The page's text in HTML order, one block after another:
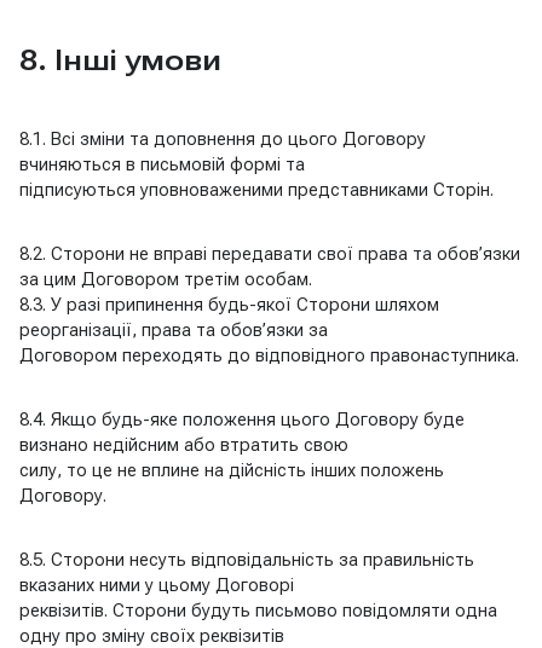
8. Інші умови
8.1. Всі зміни та доповнення до цього Договору
вчиняються в письмовій формі та
підписуються уповноваженими представниками Сторін.
8.2. Сторони не вправі передавати свої права та обов’язки
за цим Договором третім особам.
8.3. У разі припинення будь-якої Сторони шляхом
реорганізації, права та обов’язки за
Договором переходять до відповідного правонаступника.
8.4. Якщо будь-яке положення цього Договору буде
визнано недійсним або втратить свою
силу, то це не вплине на дійсність інших положень
Договору.
8.5. Сторони несуть відповідальність за правильність
вказаних ними у цьому Договорі
реквізитів. Сторони будуть письмово повідомляти одна
одну про зміну своїх реквізитів